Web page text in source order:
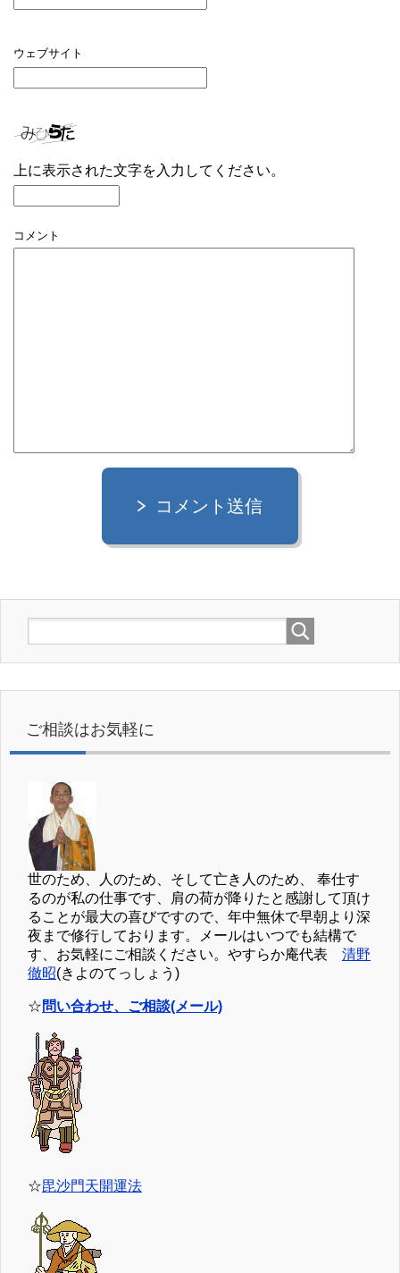
ウェブサイト
上に表示された文字を入力してください。
コメント
コメント送信
ご相談はお気軽に
世のため、人のため、そして亡き人のため、 奉仕す
るのが私の仕事です、肩の荷が降りたと感謝して頂け
ることが最大の喜びですので、年中無休で早朝より深
夜まで修行しております。メールはいつでも結構で
す、お気軽にご相談ください。やすらか庵代表 清野
徹昭(きよのてっしょう)
☆問い合わせ、ご相談(メール)
☆毘沙門天開運法